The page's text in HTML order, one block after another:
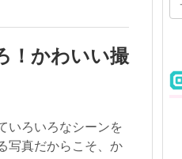
！かわいい撮
いろいろなシーンを
写真だからこそ、か